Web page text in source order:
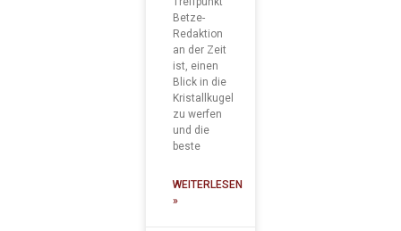
Betze-
Redaktion
an der Zeit
ist, einen
Blick in die
Kristallkugel
zu werfen
und die
beste
WEITERLESEN
»